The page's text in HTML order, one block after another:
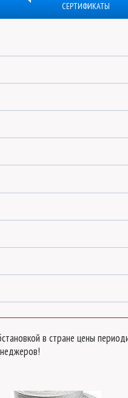
СЕРТИФИКАТЫ
в стране цены
рассчета
на